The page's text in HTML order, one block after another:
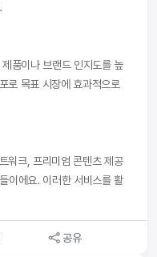
품이나 브랜드 인지도를 높
로 목표 시장에 효과적으로
워크, 프리미엄 콘텐츠 제공
이에요. 이러한 서비스를 활
공유